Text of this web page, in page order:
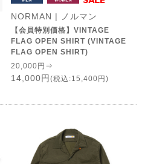
NORMAN | ノルマン
【会員特別価格】VINTAGE
FLAG OPEN SHIRT (VINTAGE
FLAG OPEN SHIRT)
20,000円⇒
14,000円 (税込:15,400円)